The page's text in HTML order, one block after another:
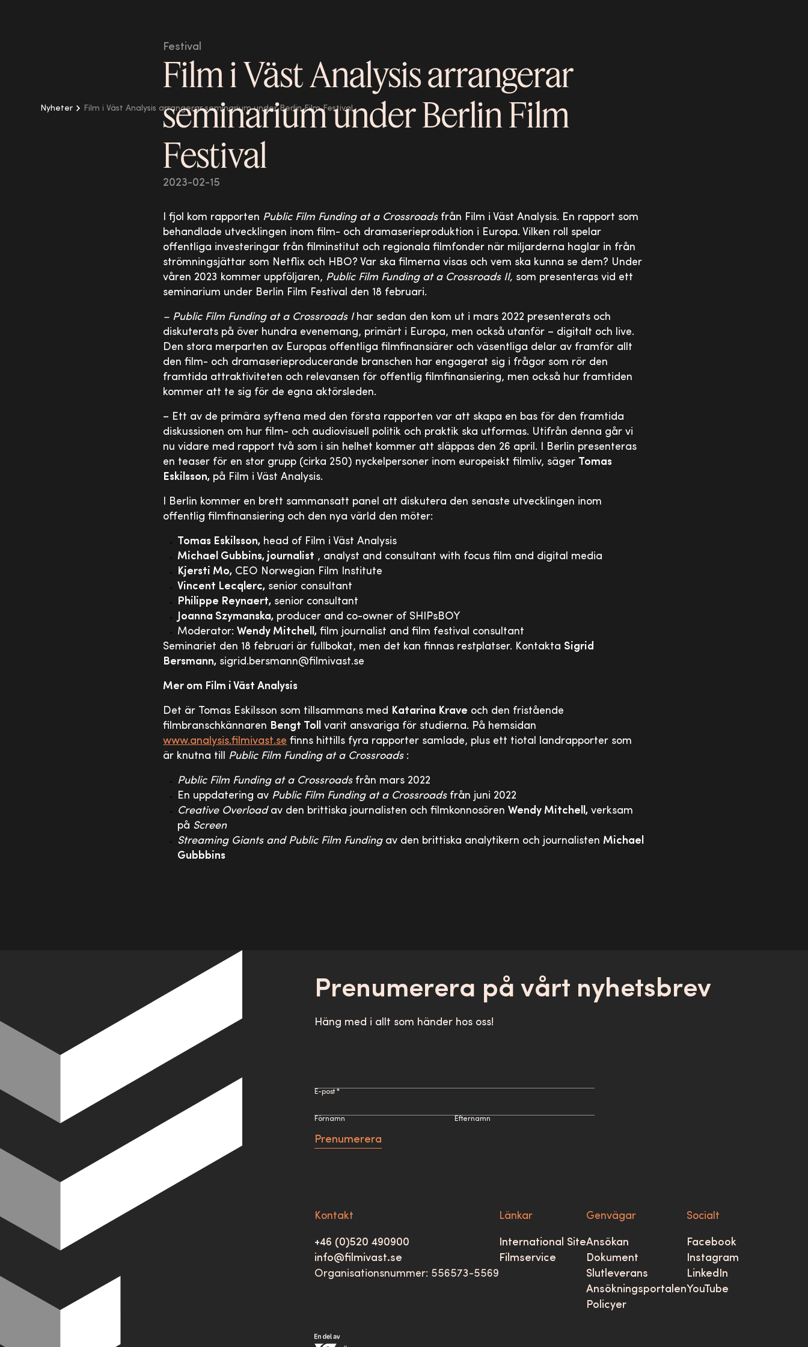
Nyheter Film i Väst Analysis arrangerar seminarium under Berlin Film Festival
Festival
Film i Väst Analysis arrangerar
seminarium under Berlin Film
Festival
2023-02-15
I fjol kom rapporten Public Film Funding at a Crossroadsfrån Film i Väst Analysis. En rapport som
behandlade utvecklingen inom film- och dramaserieproduktion i Europa. Vilken roll spelar
offentliga investeringar från filminstitut och regionala filmfonder när miljarderna haglar in från
strömningsjättar som Netflix och HBO? Var ska filmerna visas och vem ska kunna se dem? Under
våren 2023 kommer uppföljaren, Public Film Funding at a Crossroads II, som presenteras vid ett
seminarium under Berlin Film Festival den 18 februari.
– Public Film Funding at a Crossroads Ihar sedan den kom ut i mars 2022 presenterats och
diskuterats på över hundra evenemang, primärt i Europa, men också utanför – digitalt och live.
Den stora merparten av Europas offentliga filmfinansiärer och väsentliga delar av framför allt
den film- och dramaserieproducerande branschen har engagerat sig i frågor som rör den
framtida attraktiviteten och relevansen för offentlig filmfinansiering, men också hur framtiden
kommer att te sig för de egna aktörsleden.
– Ett av de primära syftena med den första rapporten var att skapa en bas för den framtida
diskussionen om hur film- och audiovisuell politik och praktik ska utformas. Utifrån denna går vi
nu vidare med rapport två som i sin helhet kommer att släppas den 26 april. I Berlin presenteras
en teaser för en stor grupp (cirka 250) nyckelpersoner inom europeiskt filmliv, säger Tomas
Eskilsson, på Film i Väst Analysis.
I Berlin kommer en brett sammansatt panel att diskutera den senaste utvecklingen inom
offentlig filmfinansiering och den nya värld den möter:
Tomas Eskilsson, head of Film i Väst Analysis
Michael Gubbins, journalist , analyst and consultant with focus film and digital media
Kjersti Mo, CEO Norwegian Film Institute
Vincent Lecqlerc, senior consultant
Philippe Reynaert, senior consultant
Joanna Szymanska, producer and co-owner of SHIPsBOY
Moderator:Wendy Mitchell, film journalist and film festival consultant
Seminariet den 18 februari är fullbokat, men det kan finnas restplatser. Kontakta Sigrid
Bersmann, sigrid.bersmann@filmivast.se
Mer om Film i Väst Analysis
Det är Tomas Eskilsson som tillsammans med Katarina Krave och den fristående
filmbranschkännaren Bengt Toll varit ansvariga för studierna. På hemsidan
www.analysis.filmivast.se finns hittills fyra rapporter samlade, plus ett tiotal landrapporter som
är knutna till Public Film Funding at a Crossroads:
Public Film Funding at a Crossroadsfrån mars 2022
En uppdatering av Public Film Funding at a Crossroadsfrån juni 2022
Creative Overloadav den brittiska journalisten och filmkonnosörenWendy Mitchell, verksam
på Screen
Streaming Giants and Public Film Fundingav den brittiska analytikern och journalistenMichael
Gubbbins
Prenumerera på vårt nyhetsbrev
Häng med i allt som händer hos oss!
E-post *
Förnamn Efternamn
Prenumerera
Kontakt
+46 (0)520 490900
info@filmivast.se
Organisationsnummer: 556573-5569
Länkar
International Site
Filmservice
Genvägar
Ansökan
Dokument
Slutleverans
Ansökningsportalen
Policyer
Socialt
Facebook
Instagram
LinkedIn
YouTube